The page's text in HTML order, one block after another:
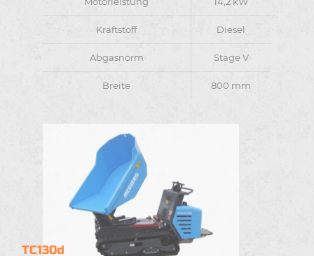
Kraftstoff Diesel
Abgasnorm Stage V
Breite 800 mm
TC130d